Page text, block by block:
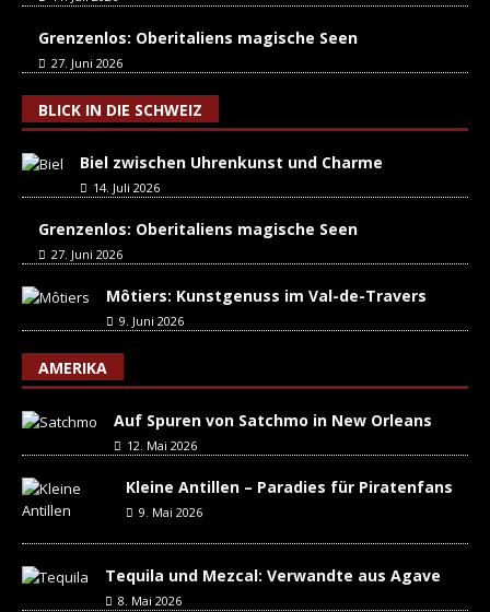
Grenzenlos: Oberitaliens magische Seen
27. Juni 2026
BLICK IN DIE SCHWEIZ
Biel zwischen Uhrenkunst und Charme
14. Juli 2026
Grenzenlos: Oberitaliens magische Seen
27. Juni 2026
Môtiers: Kunstgenuss im Val-de-Travers
9. Juni 2026
AMERIKA
Auf Spuren von Satchmo in New Orleans
12. Mai 2026
Kleine Antillen – Paradies für Piratenfans
9. Mai 2026
Tequila und Mezcal: Verwandte aus Agave
8. Mai 2026